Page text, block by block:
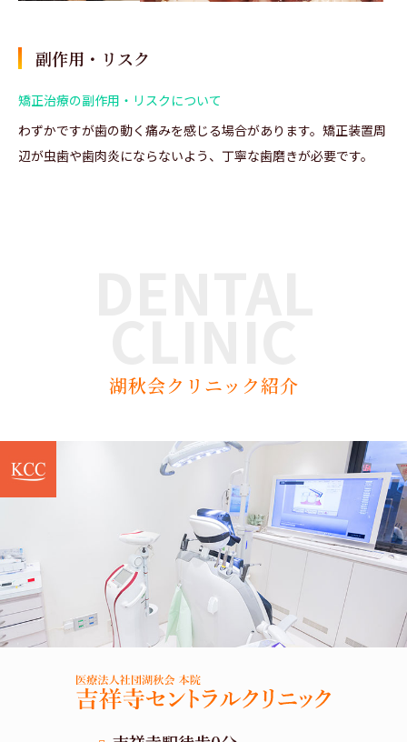
副作用・リスク
矯正治療の副作用・リスクについて
わずかですが歯の動く痛みを感じる場合があります。矯正装置周
辺が虫歯や歯肉炎にならないよう、丁寧な歯磨きが必要です。
湖秋会クリニック紹介